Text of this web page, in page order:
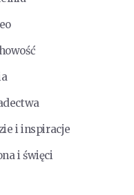
i inspiracje
i święci